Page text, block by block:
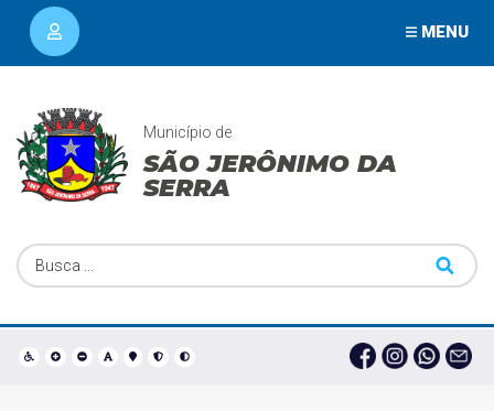
MENU
Município de
SÃO JERÔNIMO DA
SERRA